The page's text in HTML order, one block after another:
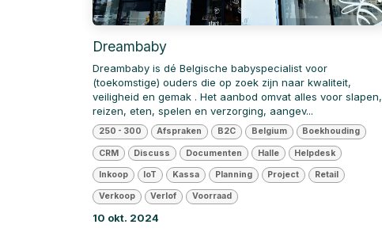
Dreambaby
Dreambaby is dé Belgische babyspecialist voor
(toekomstige) ouders die op zoek zijn naar kwaliteit,
veiligheid en gemak . Het aanbod omvat alles voor slapen,
reizen, eten, spelen en verzorging, aangev...
250 - 300 Afspraken B2C Belgium Boekhouding
CRM Discuss Documenten Halle Helpdesk
Inkoop IoT Kassa Planning Project Retail
Verkoop Verlof Voorraad
10 okt. 2024